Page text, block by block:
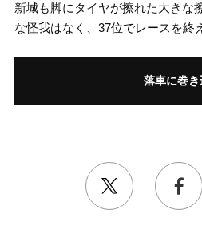
新城も脚にタイヤが擦れた大きな
な怪我はなく、37位でレースを終
落車に巻